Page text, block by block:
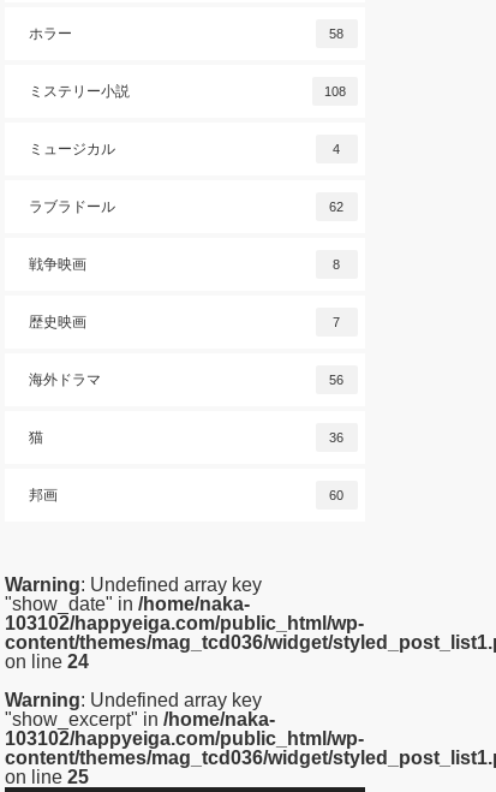
ホラー 58
ミステリー小説 108
ミュージカル 4
ラブラドール 62
戦争映画 8
歴史映画 7
海外ドラマ 56
猫 36
邦画 60
Warning: Undefined array key
"show_date" in /home/naka-
103102/happyeiga.com/public_html/wp-
content/themes/mag_tcd036/widget/
on line 24
Warning: Undefined array key
"show_excerpt" in /home/naka-
103102/happyeiga.com/public_html/wp-
content/themes/mag_tcd036/widget/
on line 25